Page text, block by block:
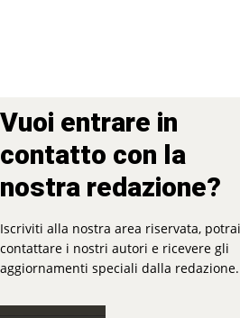
Vuoi entrare in
contatto con la
nostra redazione?
Iscriviti alla nostra area riservata, potrai
contattare i nostri autori e ricevere gli
aggiornamenti speciali dalla redazione.